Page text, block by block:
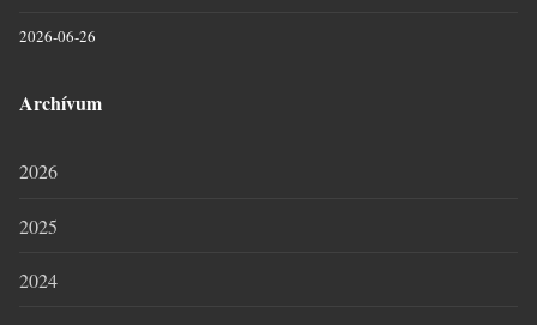
2026-06-26
Archívum
2026
2025
2024